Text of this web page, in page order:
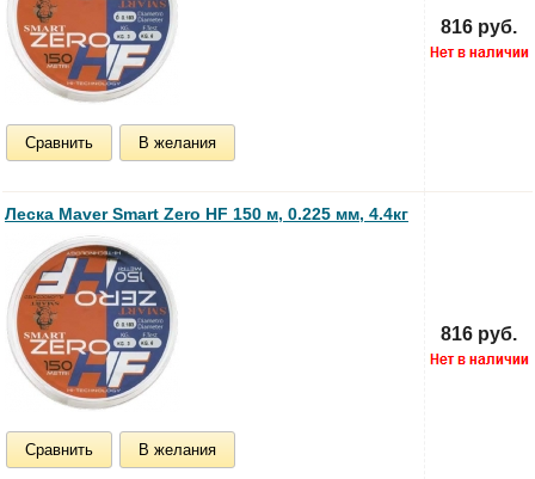
Сравнить В желания
816 руб.
Леска Maver Smart Zero HF 150 м, 0.225 мм, 4.4кг
Сравнить В желания
816 руб.